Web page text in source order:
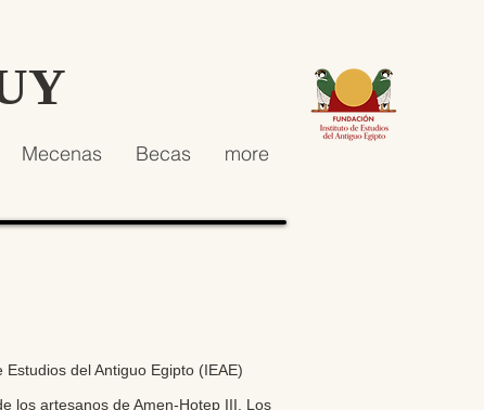
Mecenas Becas more
del Antiguo Egipto (IEAE)
los artesanos de Amen-Hotep III. Los